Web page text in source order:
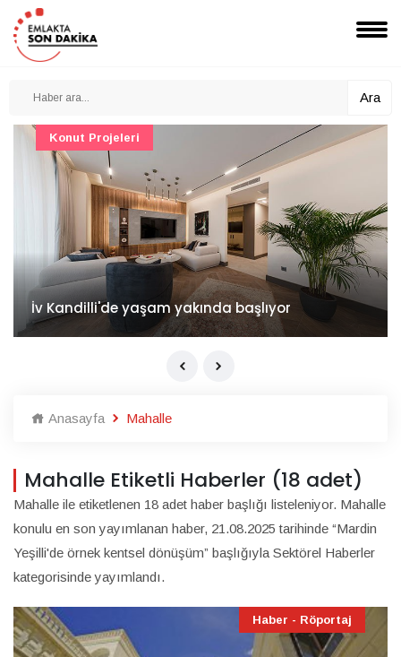
Ara
İv Kandilli'de yaşam yakında başlıyor
Konut Projeleri
Anasayfa Mahalle
Mahalle Etiketli Haberler (18 adet)
Mahalle ile etiketlenen 18 adet haber başlığı listeleniyor. Mahalle
konulu en son yayımlanan haber, 21.08.2025 tarihinde “Mardin
Yeşilli'de örnek kentsel dönüşüm” başlığıyla Sektörel Haberler
kategorisinde yayımlandı.
Haber - Röportaj